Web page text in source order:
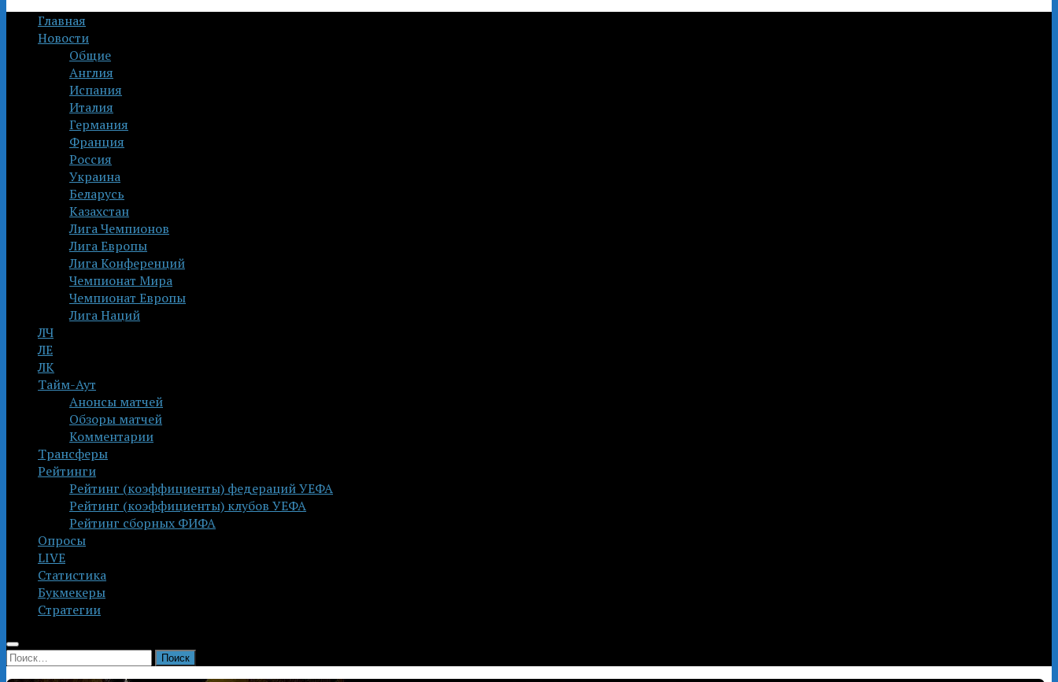
Главная
Новости
Общие
Англия
Испания
Италия
Германия
Франция
Россия
Украина
Беларусь
Казахстан
Лига Чемпионов
Лига Европы
Лига Конференций
Чемпионат Мира
Чемпионат Европы
Лига Наций
ЛЧ
ЛЕ
ЛК
Тайм-Аут
Анонсы матчей
Обзоры матчей
Комментарии
Трансферы
Рейтинги
Рейтинг (коэффициенты) федераций УЕФА
Рейтинг (коэффициенты) клубов УЕФА
Рейтинг сборных ФИФА
Опросы
LIVE
Статистика
Букмекеры
Стратегии
Найти: